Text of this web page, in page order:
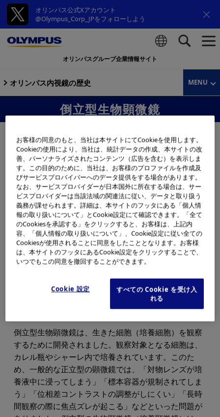
オリンパス公式Xアカウント
@Olympus_Corp_JPをフォローしよう
オリンパスグループ企業情報サイト
オリンパス内視鏡の歴史 MENU
倒立型生物顕微鏡
倒立型生物顕微鏡は、生きた細胞（培養細胞）を観察
するために開発されました。観察対象となる細胞は、
カレル瓶やシャーレ内で培養されています。このた
め、一般的な正立型の顕微鏡では、「対物レンズが培
養液中に浸ってしまう」「標本容器が規制されてしま
う」「位相差コントラストの調整がしにくい」「長時
間観察の際に焦点ズレが起こる」などといった問題が
お客様の同意のもと、当社は本サイトにてCookieを使用します。
Cookieの使用により、当社は、統計データの作成、本サイトの改
善、パーソナライズされたコンテンツ（広告を含む）を表示しま
す。この目的のために、当社は、お客様のプロファイルを作成及
びサービスプロバイバーへのデータ提供をする場合があります。
なお、サービスプロバイダーが日本国外に所在する場合は、サー
ビスプロバイダーは当該法域の関連法に従い、データと取り扱う
義務が課せられます。詳細は、本サイトのフッタにある「個人情
報の取り扱いについて」とCookie設定にて確認できます。「全て
のCookiesを承認する」をクリックすると、お客様は、上記内
容、「個人情報の取り扱いについて」、Cookie設定に従い全ての
Cookiesが使用されることに同意をしたこととなります。お客様
は、本サイトのフッタにあるCookie設定をクリックすることで、
いつでもこの同意を撤回することができます。
Cookie 設定
すべての Cookie を受け入
れる